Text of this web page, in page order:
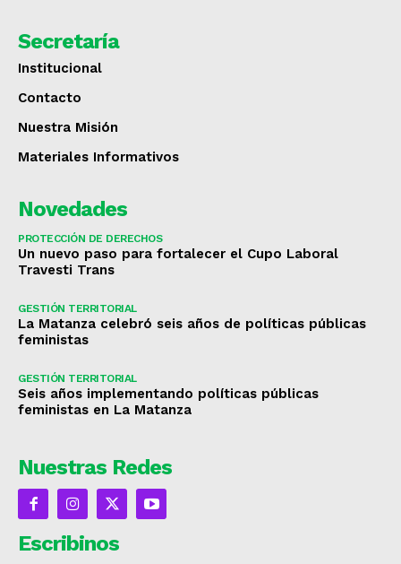
Secretaría
Institucional
Contacto
Nuestra Misión
Materiales Informativos
Novedades
PROTECCIÓN DE DERECHOS
Un nuevo paso para fortalecer el Cupo Laboral
Travesti Trans
GESTIÓN TERRITORIAL
La Matanza celebró seis años de políticas públicas
feministas
GESTIÓN TERRITORIAL
Seis años implementando políticas públicas
feministas en La Matanza
Nuestras Redes
Escribinos